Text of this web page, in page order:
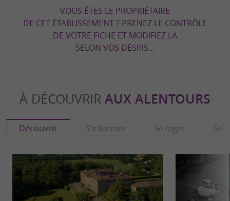
VOUS ÊTES LE PROPRIÉTAIRE
DE CET ÉTABLISSEMENT ? PRENEZ LE CONTRÔLE
DE VOTRE FICHE ET MODIFIEZ LA
SELON VOS DÉSIRS...
À DÉCOUVRIR AUX ALENTOURS
Découvrir S'informer Se loger Se